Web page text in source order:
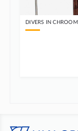
DIVERS IN CHROOM